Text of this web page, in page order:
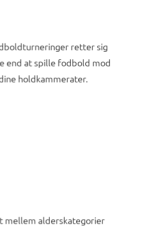
retter sig
end at spille fodbold mod
holdkammerater.
mellem alderskategorier